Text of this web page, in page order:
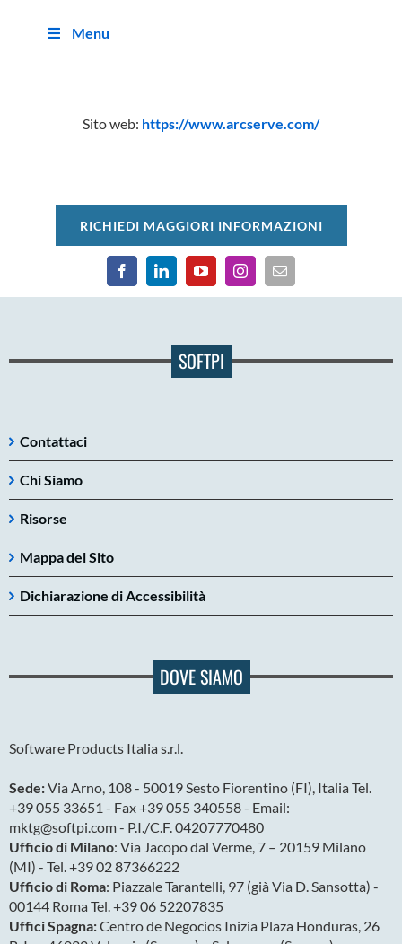
Menu
Sito web: https://www.arcserve.com/
RICHIEDI MAGGIORI INFORMAZIONI
SOFTPI
Contattaci
Chi Siamo
Risorse
Mappa del Sito
Dichiarazione di Accessibilità
DOVE SIAMO
Software Products Italia s.r.l.
Sede:Via Arno, 108 - 50019 Sesto Fiorentino (FI), Italia Tel.
+39 055 33651 - Fax +39 055 340558 - Email:
mktg@softpi.com - P.I./C.F. 04207770480
Ufficio di Milano: Via Jacopo dal Verme, 7 – 20159 Milano
(MI) - Tel. +39 02 87366222
Ufficio di Roma: Piazzale Tarantelli, 97 (già Via D. Sansotta) -
00144 Roma Tel. +39 06 52207835
Uffici Spagna:Centro de Negocios Inizia Plaza Honduras, 26